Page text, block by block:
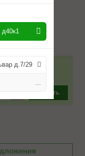
Условие поставки
Купить
д.7/29